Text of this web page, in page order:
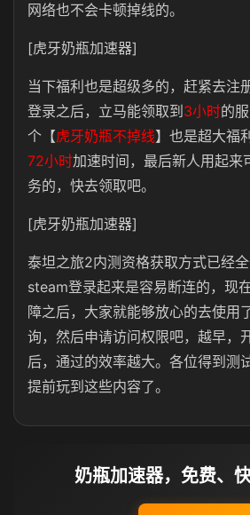
网络也不会卡顿掉线的。
[虎牙奶瓶加速器]
当下福利也是超级多的，赶紧去注
登录之后，立马能领取到 3小时的
个【虎牙奶瓶不掉线】也是超大福
72小时加速时间，最后新人用起来
务的，快去领取吧。
[虎牙奶瓶加速器]
泰坦之旅2内测资格获取方式已经
steam登录起来是容易断连的，现
障之后，大家就能够放心的去使用
询，然后申请访问权限吧，越早，
后，通过的效率越大。各位得到测
提前玩到这些内容了。
奶瓶加速器，免费、